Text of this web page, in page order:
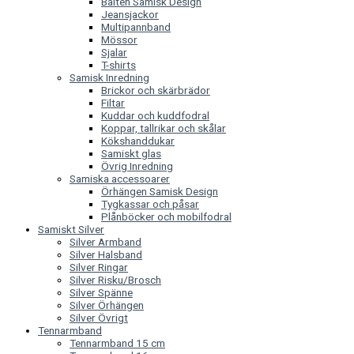
Jeansjackor
Multipannband
Mössor
Sjalar
T-shirts
Samisk Inredning
Brickor och skärbrädor
Filtar
Kuddar och kuddfodral
Koppar, tallrikar och skålar
Kökshanddukar
Samiskt glas
Övrig Inredning
Samiska accessoarer
Örhängen Samisk Design
Tygkassar och påsar
Plånböcker och mobilfodral
Samiskt Silver
Silver Armband
Silver Halsband
Silver Ringar
Silver Risku/Brosch
Silver Spänne
Silver Örhängen
Silver Övrigt
Tennarmband
Tennarmband 15 cm